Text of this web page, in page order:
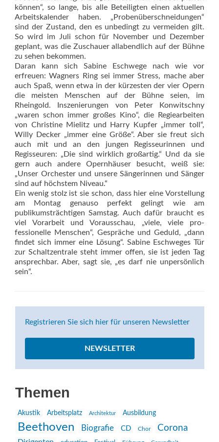
können“, so lange, bis alle Beteiligten einen aktuellen
Arbeitskalender haben. „Probenüberschneidungen“
sind der Zustand, den es unbedingt zu vermeiden gilt.
So wird im Juli schon für November und Dezember
geplant, was die Zuschauer allabendlich auf der Bühne
zu sehen bekommen.
Daran kann sich Sabine Eschwege nach wie vor
erfreuen: Wagners Ring sei immer Stress, mache aber
auch Spaß, wenn etwa in der kürzesten der vier Opern
die meisten Menschen auf der Bühne seien, im
Rheingold. Inszenierungen von Peter ­Konwitschny
„waren schon immer großes Kino“, die Regiearbeiten
von Christine Mielitz und Harry Kupfer „immer toll“,
Willy Decker „immer eine Größe“. Aber sie freut sich
auch mit und an den jungen Regisseurinnen und
Regisseuren: „Die sind wirklich großartig.“ Und da sie
gern auch andere Opernhäuser besucht, weiß sie:
„Unser ­Orchester und unsere Sängerinnen und Sänger
sind auf höchstem Niveau.“
Ein wenig stolz ist sie schon, dass hier eine Vorstellung
am Montag genauso perfekt gelingt wie am
publikumsträchtigen Samstag. Auch dafür braucht es
viel ­Vor­arbeit und Vorausschau, „viele, viele ­pro­
fessionelle Menschen“, Gespräche und ­Geduld, „dann
findet sich immer eine ­Lösung“. Sabine Eschweges Tür
zur Schaltzentrale steht immer offen, sie ist jeden Tag
ansprechbar. Aber, sagt sie, „es darf nie ­unpersönlich
sein“.
Registrieren Sie sich hier für unseren Newsletter
NEWSLETTER
Themen
Akustik Arbeitsplatz Architektur Ausbildung
Beethoven Biografie CD Chor Corona